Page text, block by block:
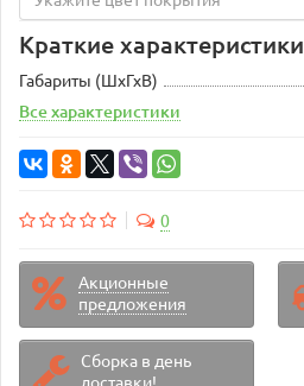
Краткие характеристики
Габариты (ШхГхВ)
Все характеристики
0
Акционные
предложения
Сборка в день